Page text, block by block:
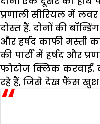
प्रणाली सीरियल में
दोस्त हैं. दोनों की
और हर्षद काफी मस्ती
की पार्टी में हर्षद और
फोटोज क्लिक करवाईं.
रहे हैं, जिसे देख फैंस खुश